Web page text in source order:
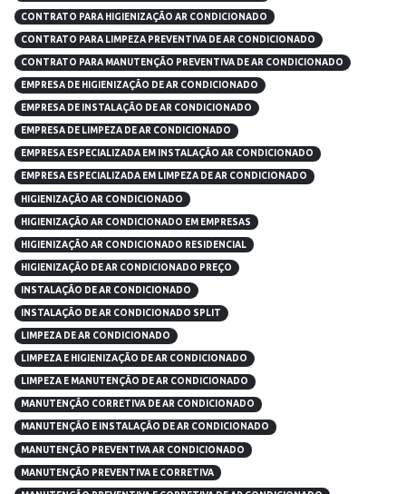
CONTRATO PARA HIGIENIZAÇÃO AR CONDICIONADO
CONTRATO PARA LIMPEZA PREVENTIVA DE AR CONDICIONADO
CONTRATO PARA MANUTENÇÃO PREVENTIVA DE AR CONDICIONADO
EMPRESA DE HIGIENIZAÇÃO DE AR CONDICIONADO
EMPRESA DE INSTALAÇÃO DE AR CONDICIONADO
EMPRESA DE LIMPEZA DE AR CONDICIONADO
EMPRESA ESPECIALIZADA EM INSTALAÇÃO AR CONDICIONADO
EMPRESA ESPECIALIZADA EM LIMPEZA DE AR CONDICIONADO
HIGIENIZAÇÃO AR CONDICIONADO
HIGIENIZAÇÃO AR CONDICIONADO EM EMPRESAS
HIGIENIZAÇÃO AR CONDICIONADO RESIDENCIAL
HIGIENIZAÇÃO DE AR CONDICIONADO PREÇO
INSTALAÇÃO DE AR CONDICIONADO
INSTALAÇÃO DE AR CONDICIONADO SPLIT
LIMPEZA DE AR CONDICIONADO
LIMPEZA E HIGIENIZAÇÃO DE AR CONDICIONADO
LIMPEZA E MANUTENÇÃO DE AR CONDICIONADO
MANUTENÇÃO CORRETIVA DE AR CONDICIONADO
MANUTENÇÃO E INSTALAÇÃO DE AR CONDICIONADO
MANUTENÇÃO PREVENTIVA AR CONDICIONADO
MANUTENÇÃO PREVENTIVA E CORRETIVA